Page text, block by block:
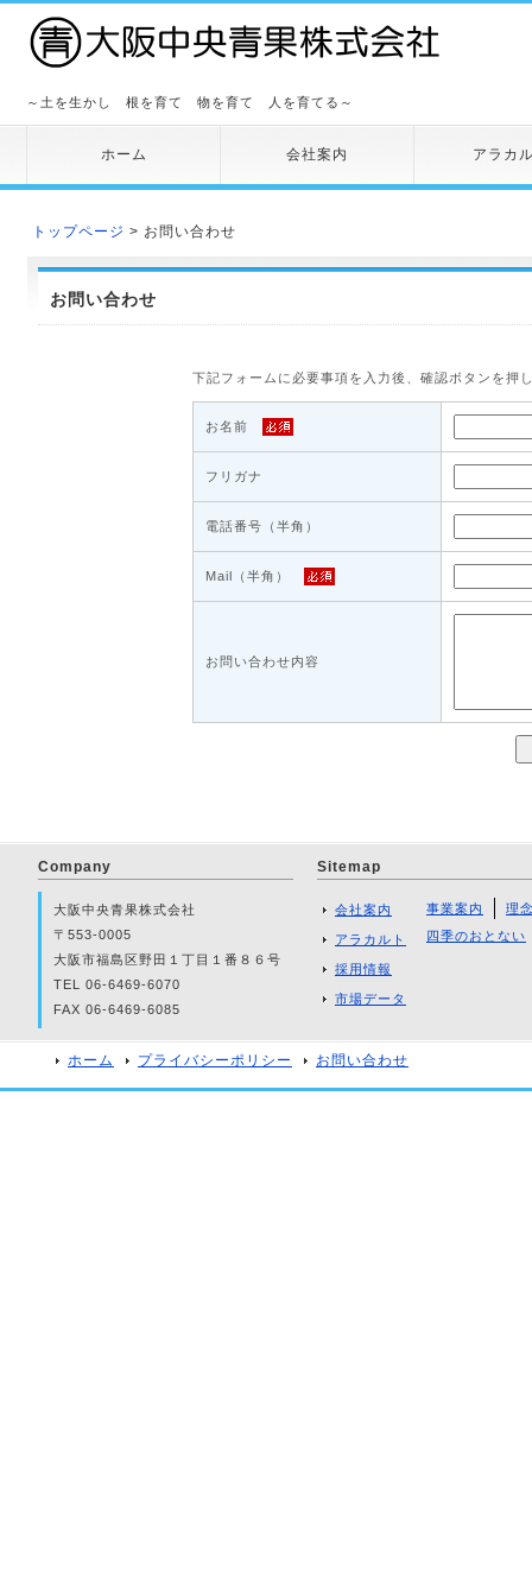
～土を生かし 根を育て 物を育て 人を育てる～
ホーム 会社案内 アラカ
トップページ > お問い合わせ
お問い合わせ
下記フォームに必要事項を入力後、確認ボタンを押
お名前
フリガナ
電話番号（半角）
Mail（半角）
お問い合わせ内容
Sitemap
会社案内
アラカルト
採用情報
市場データ
事業案内
理
四季のおとない
Company
大阪中央青果株式会社
〒553-0005
大阪市福島区野田１丁目１番８６号
TEL 06-6469-6070
FAX 06-6469-6085
ホーム プライバシーポリシー お問い合わせ